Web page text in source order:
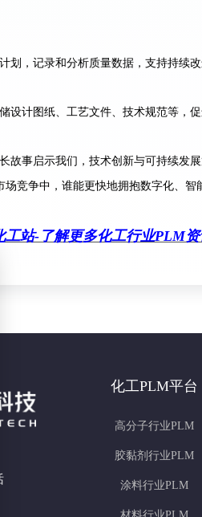
划，记录和分析质量数据，支持持续
储设计图纸、工艺文件、技术规范等，
故事启示我们，技术创新与可持续发
场竞争中，谁能更快地拥抱数字化、
工站-了解更多化工行业PLM
化工PLM平台
高分子行业PLM
胶黏剂行业PLM
涂料行业PLM